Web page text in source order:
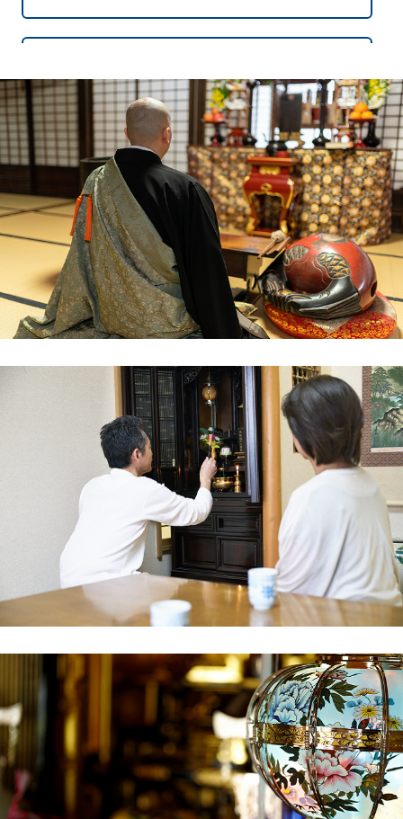
愛媛県西条市在住 原田 様
実家の売却を前に、西条市の仏壇をどうするか
悩んでいました。地元では仏壇を供養して処分
してくれるところが少なく、困っていたところ
で一休堂さんを知りました。電話相談では、担
当の方が非常に親切で、供養から搬出までの流
れを詳しく説明してくださいました。
当日も時間通りに来ていただき、仏壇の前で手
を合わせたあと、壁や床を傷つけることなく丁
寧に運び出してくださいました。
後日供養証明書を受け取り、「これで祖先にも
報告できる」と安心しました。仏壇供養を検討
す。